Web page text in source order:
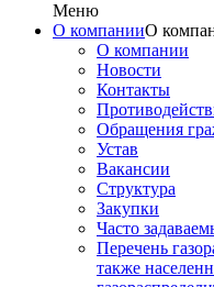
Меню
О компанииО
О компании
Новости
Контакты
Обращения
Устав
Вакансии
Структура
Закупки
Часто
Перечень
также